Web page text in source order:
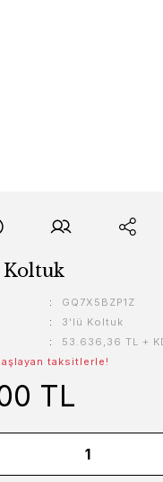
GQ7X5BZP1Z
3'lü Koltuk
53.636,36 TL +
taksitlerle!
TL